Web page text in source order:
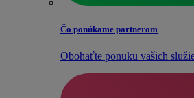
Čo ponúkame partnerom
Obohaťte ponuku vašich